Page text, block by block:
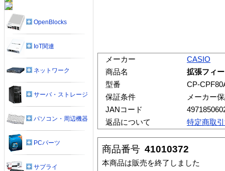
メーカー
CASIO
商品名
拡張フィ
型番
CP-
保証条件
メーカー
JANコード
返品について
特定商取
商品番号 41010372
本商品は販売を終了しました
OpenBlocks
IoT関連
ネットワーク
サーバ・ストレージ
パソコン・周辺機器
PCパーツ
サプライ